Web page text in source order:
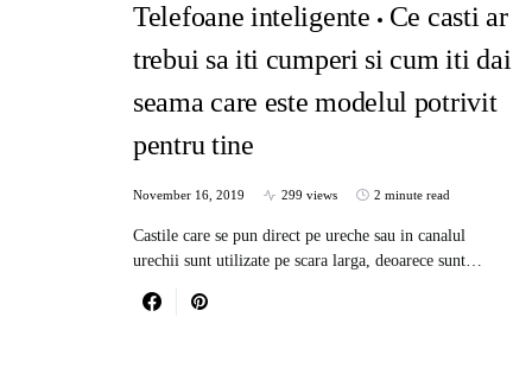
Telefoane inteligente
Ce casti ar
trebui sa iti cumperi si cum iti dai
seama care este modelul potrivit
pentru tine
November 16, 2019 299 views 2 minute read
Castile care se pun direct pe ureche sau in canalul
urechii sunt utilizate pe scara larga, deoarece sunt…